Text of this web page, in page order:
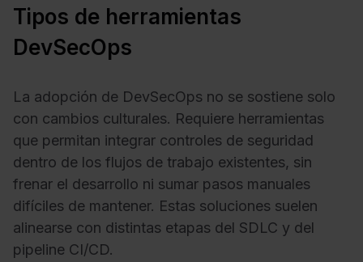
Tipos de herramientas
DevSecOps
La adopción de DevSecOps no se sostiene solo
con cambios culturales. Requiere herramientas
que permitan integrar controles de seguridad
dentro de los flujos de trabajo existentes, sin
frenar el desarrollo ni sumar pasos manuales
difíciles de mantener. Estas soluciones suelen
alinearse con distintas etapas del SDLC y del
pipeline CI/CD.